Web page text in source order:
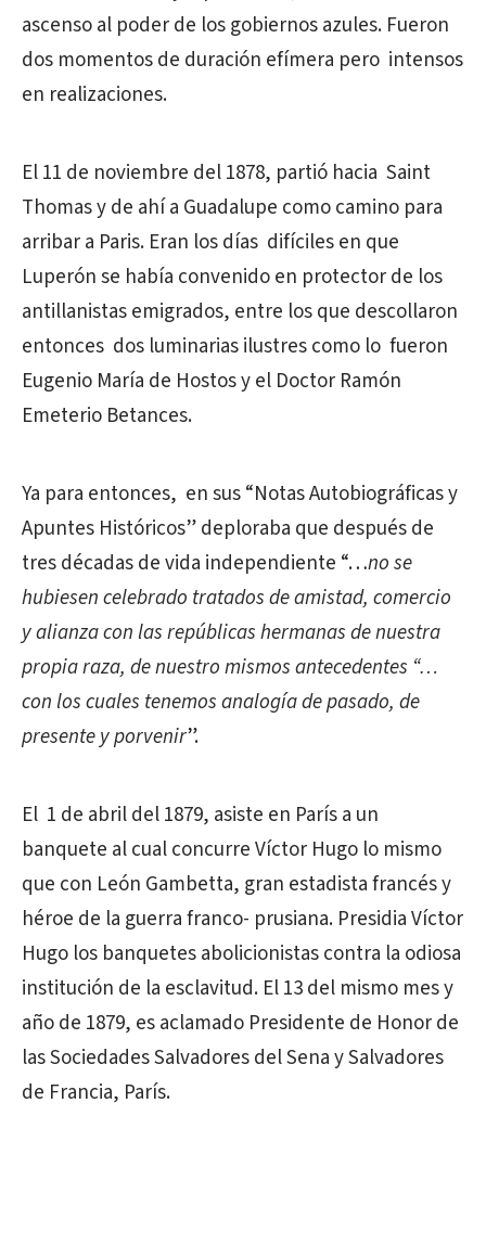
ascenso al poder de los gobiernos azules. Fueron
dos momentos de duración efímera pero intensos
en realizaciones.
El 11 de noviembre del 1878, partió hacia Saint
Thomas y de ahí a Guadalupe como camino para
arribar a Paris. Eran los días difíciles en que
Luperón se había convenido en protector de los
antillanistas emigrados, entre los que descollaron
entonces dos luminarias ilustres como lo fueron
Eugenio María de Hostos y el Doctor Ramón
Emeterio Betances.
Ya para entonces, en sus “Notas Autobiográficas y
Apuntes Históricos” deploraba que después de
tres décadas de vida independiente “…no se
hubiesen celebrado tratados de amistad, comercio
y alianza con las repúblicas hermanas de nuestra
propia raza, de nuestro mismos antecedentes “…
con los cuales tenemos analogía de pasado, de
presente y porvenir”.
El 1 de abril del 1879, asiste en París a un
banquete al cual concurre Víctor Hugo lo mismo
que con León Gambetta, gran estadista francés y
héroe de la guerra franco- prusiana. Presidia Víctor
Hugo los banquetes abolicionistas contra la odiosa
institución de la esclavitud. El 13 del mismo mes y
año de 1879, es aclamado Presidente de Honor de
las Sociedades Salvadores del Sena y Salvadores
de Francia, París.